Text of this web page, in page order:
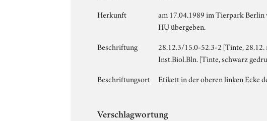
Herkunft
am 17.04.1989 im Tierpark
HU übergeben.
Beschriftung
28.12.3/15.0-52.3-2 [Tinte,
Inst.Biol.Bln. [Tinte, schwarz
Beschriftungsort
Etikett in der oberen linken Ecke
Verschlagwortung